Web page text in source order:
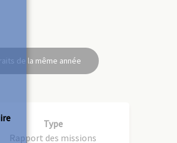
de la même année
Type
Rapport des missions